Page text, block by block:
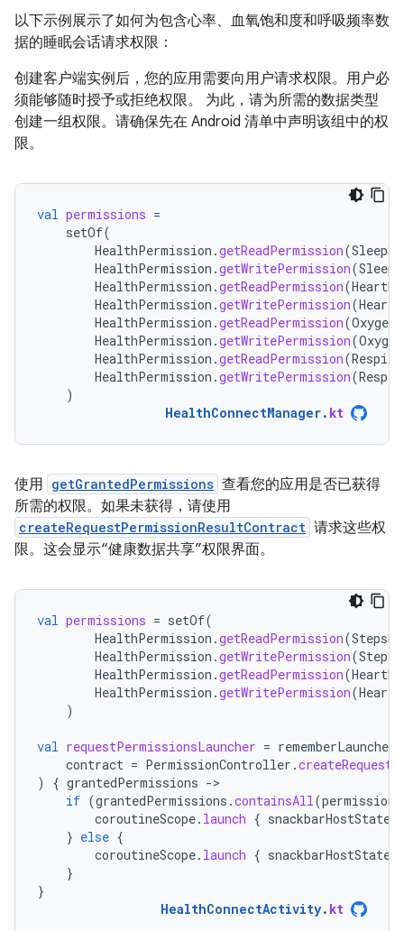
以下示例展示了如何为包含心率、血氧饱和度和呼吸频率数
据的睡眠会话请求权限：
创建客户端实例后，您的应用需要向用户请求权限。用户必
须能够随时授予或拒绝权限。 为此，请为所需的数据类型
创建一组权限。请确保先在 Android 清单中声明该组中的权
限。
val permissions =
setOf(
HealthPermission .getReadPermission(
HealthPermission .getWritePermission(
HealthPermission .getReadPermission(
HealthPermission .getWritePermission(
HealthPermission .getReadPermission(
HealthPermission .getWritePermission(
HealthPermission .getReadPermission(
HealthPermission .getWritePermission(
)
HealthConnectManager. kt
使用 getGrantedPermissions 查看您的应用是否已获得
所需的权限。如果未获得，请使用
createRequestPermissionResultContract 请求这些权
限。这会显示“健康数据共享”权限界面。
val permissions = setOf(
HealthPermission .getReadPermission(
HealthPermission .getWritePermission(
HealthPermission .getReadPermission(
HealthPermission .getWritePermission(
)
val requestPermissionsLauncher =
contract = PermissionController .
)
{ grantedPermissions -
if (grantedPermissions .containsAll(permissions
coroutineScope. launch { snackbarHostState
} else {
coroutineScope. launch { snackbarHostState
}
}
HealthConnectActivity. kt